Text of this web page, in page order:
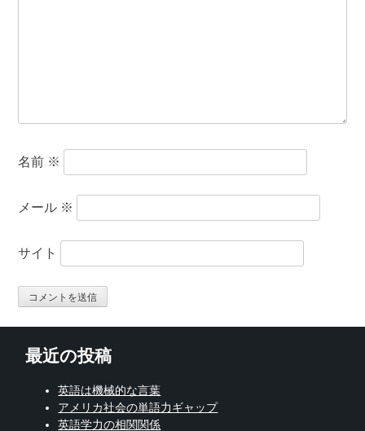
名前 ※
メール ※
サイト
最近の投稿
英語は機械的な言葉
アメリカ社会の単語力ギャップ
英語学力の相関関係